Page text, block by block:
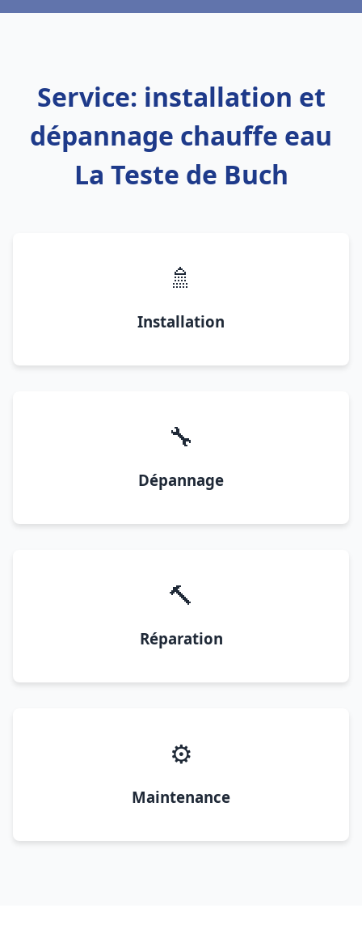
Service: installation et
dépannage chauffe eau
La Teste de Buch
🚿
Installation
🔧
Dépannage
🔨
Réparation
⚙️
Maintenance